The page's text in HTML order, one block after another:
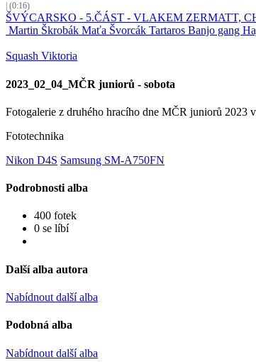
| (0:16)
ŠVÝCARSKO - 5.ČÁST - VLAKEM ZERMATT,
Martin Škrobák Maťa Švorcák Tartaros Banjo gang
Squash Viktoria
2023_02_04_MČR juniorů - sobota
Fotogalerie z druhého hracího dne MČR juniorů 2023
Fototechnika
Nikon D4S Samsung SM-A750FN
Podrobnosti alba
400 fotek
0 se líbí
Další alba autora
Nabídnout další alba
Podobná alba
Nabídnout další alba